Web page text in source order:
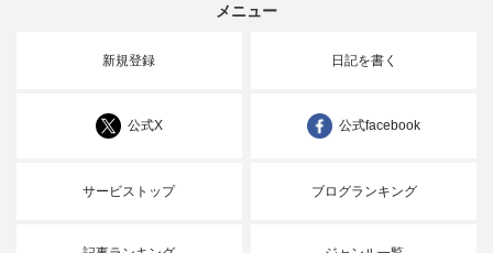
メニュー
新規登録 日記を書く
公式X 公式facebook
サービストップ ブログランキング